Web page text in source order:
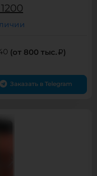
(от 800 тыс. )
Заказать в Telegram